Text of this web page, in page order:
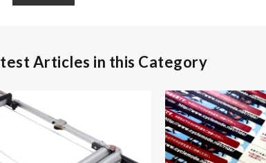
Articles in this Category